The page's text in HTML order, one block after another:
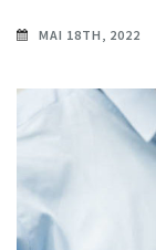
MAI 18TH, 2022